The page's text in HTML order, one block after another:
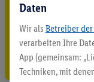
5.95 €
Daten
Wir als Betreiber
verarbeiten Ihre
App (gemeinsam:
Techniken, mit